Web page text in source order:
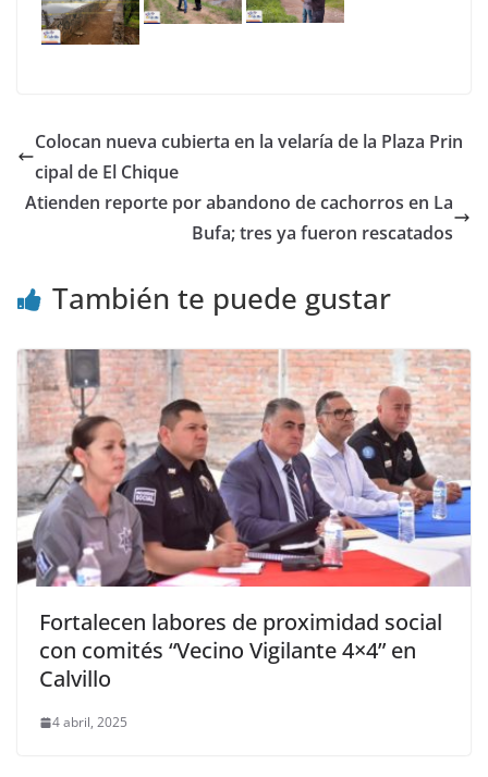
Colocan nueva cubierta en la velaría de la Plaza Prin
cipal de El Chique
Atienden reporte por abandono de cachorros en La
Bufa; tres ya fueron rescatados
También te puede gustar
Fortalecen labores de proximidad social
con comités “Vecino Vigilante 4×4” en
Calvillo
4 abril, 2025